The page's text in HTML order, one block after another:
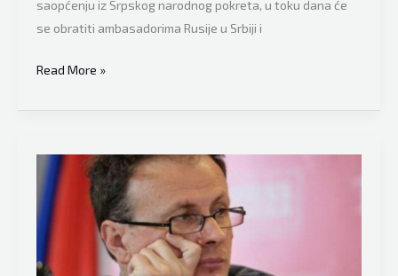
saopćenju iz Srpskog narodnog pokreta, u toku dana će
se obratiti ambasadorima Rusije u Srbiji i
Srđan
ponovo
prašinu,
dao
brutalan
komentar
Read More »